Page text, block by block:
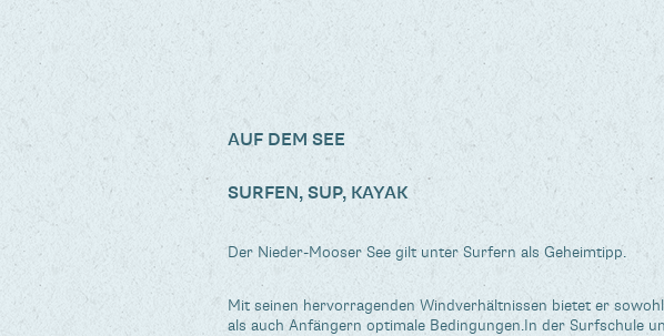
AUF DEM SEE
SURFEN, SUP, KAYAK
Der Nieder-Mooser See gilt unter Surfern als Geheimtipp.
Mit seinen hervorragenden Windverhältnissen bietet er
als auch Anfängern optimale Bedingungen.In der Surfschule